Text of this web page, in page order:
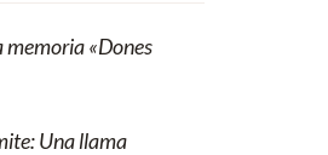
memoria «Dones
Una llama